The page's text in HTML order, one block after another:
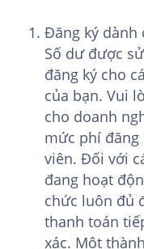
Đăng ký dành
Số dư được
đăng ký cho
của bạn. Vui
cho doanh
mức phí đăng
viên. Đối với
đang hoạt
chức luôn đủ
thanh toán
xác. Một